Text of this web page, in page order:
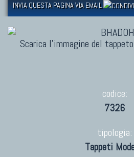
INVIA QUESTA PAGINA VIA EMAIL
Scarica l'immagine del
codice:
7326
tipologia:
Tappeti